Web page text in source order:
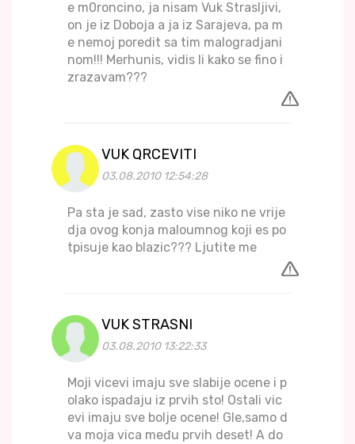
e m0roncino, ja nisam Vuk Strasljivi,
on je iz Doboja a ja iz Sarajeva, pa m
e nemoj poredit sa tim malogradjani
nom!!! Merhunis, vidis li kako se fino i
zrazavam???
VUK QRCEVITI
03.08.2010 12:54:28
Pa sta je sad, zasto vise niko ne vrije
dja ovog konja maloumnog koji es po
tpisuje kao blazic??? Ljutite me
VUK STRASNI
03.08.2010 13:22:33
Moji vicevi imaju sve slabije ocene i p
olako ispadaju iz prvih sto! Ostali vic
evi imaju sve bolje ocene! Gle,samo d
va moja vica među prvih deset! A do